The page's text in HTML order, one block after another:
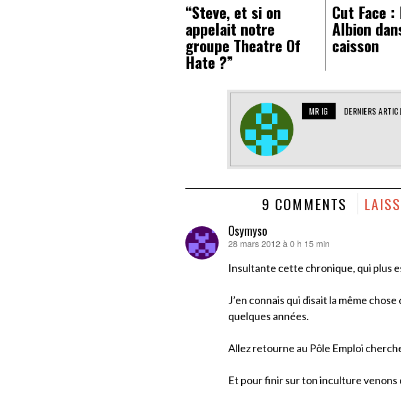
“Steve, et si on
appelait notre
groupe Theatre Of
Hate ?”
Cut Face
Albion
caisson
MR IG DERNIERS
9 COMMENTS
Osymyso
dit :
28 mars 2012 à 0 h 15 min
Insultante cette chronique, qui plus
J’en connais qui disait la même
quelques années.
Allez retourne au Pôle Emploi
Et pour finir sur ton inculture venons